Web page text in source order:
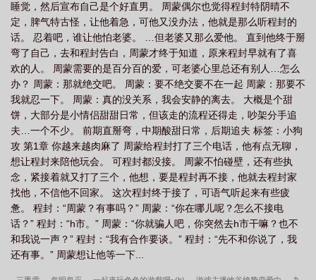
睡觉，然后宣布自己是个好直男。 周蒙偶尔也觉得程封特阴晴不
定，脾气特古怪，让他着急，可他又没办法，他就是那么听程封的
话。 忍着吧，谁让他怕老婆。 …但老婆又那么爱他。 直到他终于掰
弯了自己，去和程封告白，周蒙才终于知道，原来程封早就有了喜
欢的人。 周蒙需要的是百分百的爱，可老婆心里总还有别人…怎么
办？ 周蒙：那就绝交吧。 周蒙：要不绝交要不在一起 周蒙：那要不
我就忍一下。 周蒙：真的没关系，我会安静的离去。 大概是个甜
饼，大部分是小情侣甜甜日常，但该走的流程还得走，吵架分手追
夫…一个不少。 前期直掰弯，中期酸甜日常，后期追夫 标签：小狗
攻 第1章 你越来越肉麻了 周蒙给程封打了三个电话，他有点无聊，
想让程封来陪他玩会。 可程封都没接。 周蒙不怕碰壁，还有些执
念，紧接着就又打了三个，他想，要是程封再不接，他就去程封家
找他，不信他不回家。 这次程封终于接了，可语气听起来有些疲
惫。 程封：“周蒙？有事吗？” 周蒙：“你在哪儿呢？怎么不接电
话？” 程封：“h市。” 周蒙：“你就骗人吧，你突然去h市干嘛？也不
和我说一声？” 程封：“我有合作要谈。” 程封：“先不和你说了，我
还有事。” 周蒙想让他等一下...